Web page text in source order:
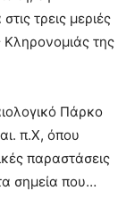
τρεις μεριές
Κληρονομιάς της
Πάρκο
π.Χ, όπου
παραστάσεις
σημεία που…